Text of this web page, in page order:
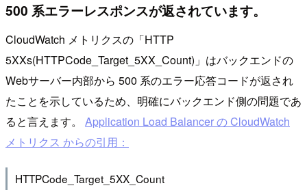
500 系エラーレスポンスが返されています。
CloudWatch メトリクスの「HTTP
5XXs(HTTPCode_Target_5XX_Count)」はバックエンドの
Webサーバー内部から 500 系のエラー応答コードが返され
たことを示しているため、明確にバックエンド側の問題であ
ると言えます。 Application Load Balancer の CloudWatch
メトリクス からの引用：
HTTPCode_Target_5XX_Count